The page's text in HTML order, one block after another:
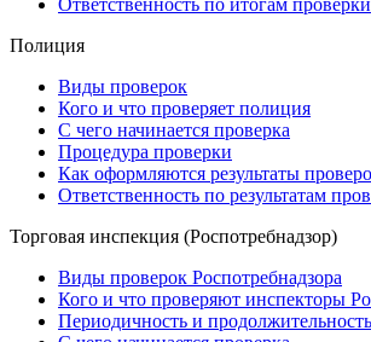
Ответственность по итогам проверки
Полиция
Виды проверок
Кого и что проверяет полиция
С чего начинается проверка
Процедура проверки
Как оформляются результаты
Ответственность по результатам
Торговая инспекция (Роспотребнадзор)
Виды проверок Роспотребнадзора
Кого и что проверяют инспекторы
Периодичность и